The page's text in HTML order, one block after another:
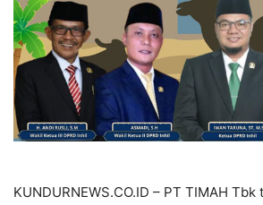
KUNDURNEWS.CO.ID – PT TIMAH